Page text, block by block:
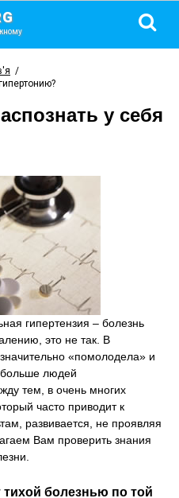
/
у себя
гипертензия – болезнь
это не так. В
«помолодела» и
людей
тем, в очень многих
часто приводит к
развивается, не проявляя
Вам проверить знания
болезнью по той